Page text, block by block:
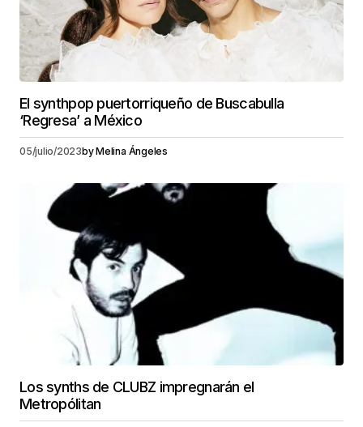
El synthpop puertorriqueño de Buscabulla
‘Regresa’ a México
05/julio/2023byMelina Ángeles
Los synths de CLUBZ impregnarán el
Metropólitan